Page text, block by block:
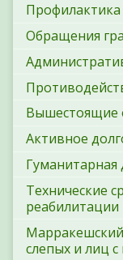
Обращения
Вышестоящие
Активное
Гуманитарная
Технические
реабилитации
слепых и лиц